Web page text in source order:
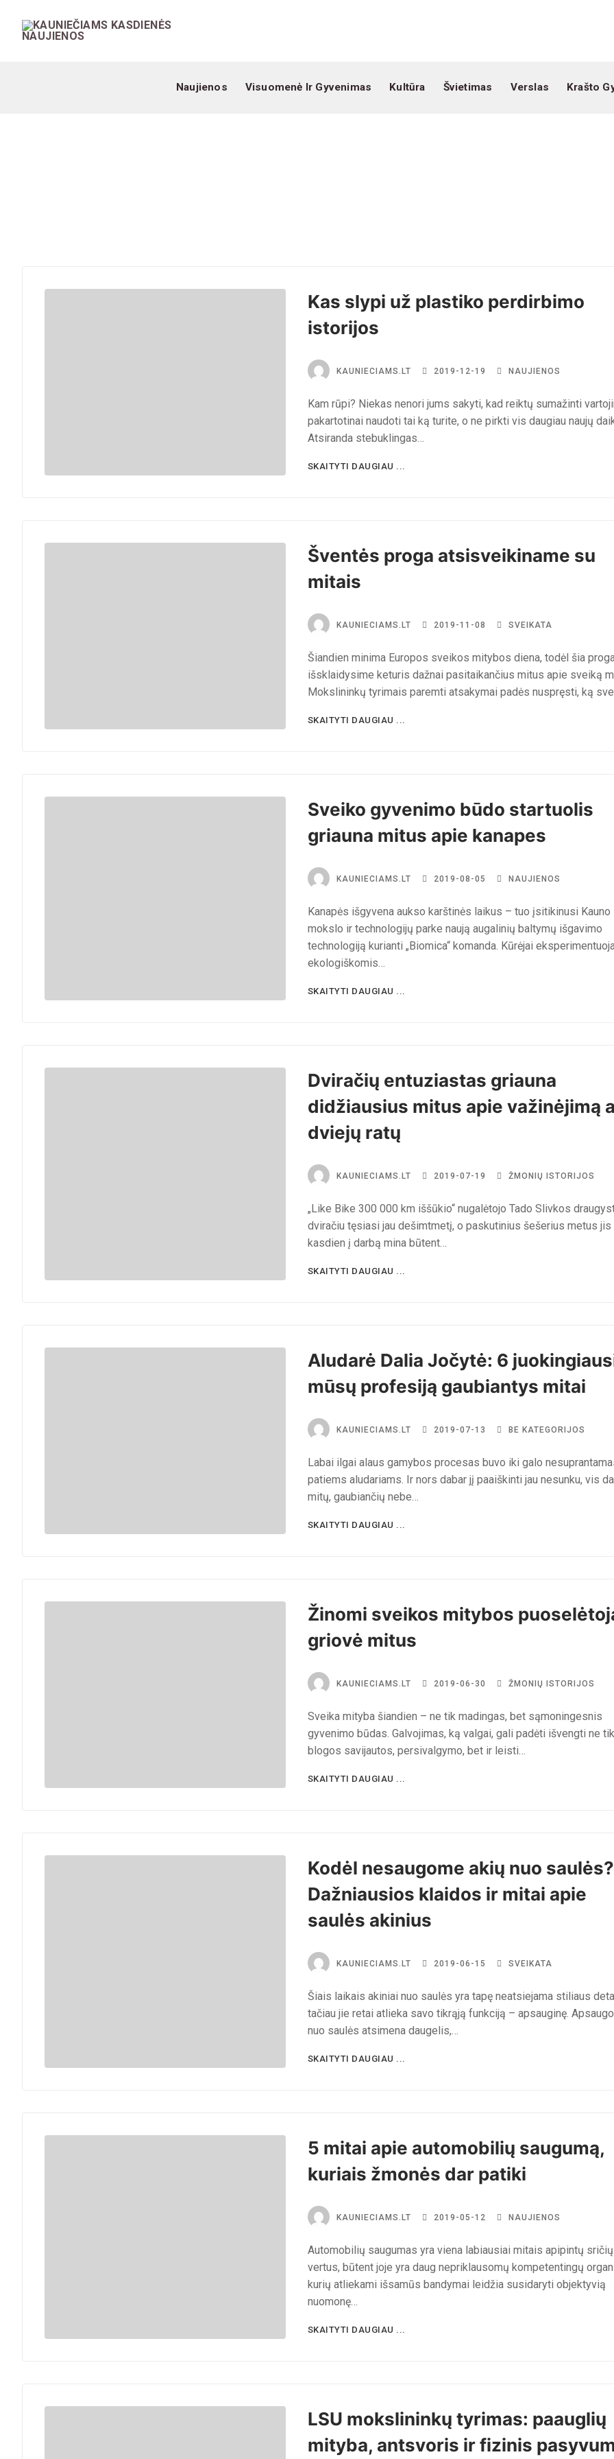
Naujienos Visuomenė Ir Gyvenimas Kultūra Švietimas Verslas Krašto
Kas slypi už plastiko perdirbimo
istorijos
KAUNIECIAMS.LT 2019-12-19 NAUJIENOS
Kam rūpi? Niekas nenori jums sakyti, kad reiktų sumažinti
pakartotinai naudoti tai ką turite, o ne pirkti vis daugiau naujų
Atsiranda stebuklingas…
SKAITYTI DAUGIAU ...
Šventės proga atsisveikiname su
mitais
KAUNIECIAMS.LT 2019-11-08 SVEIKATA
Šiandien minima Europos sveikos mitybos diena, todėl šia
išsklaidysime keturis dažnai pasitaikančius mitus apie sveiką
Mokslininkų tyrimais paremti atsakymai padės nuspręsti, ką
SKAITYTI DAUGIAU ...
Sveiko gyvenimo būdo startuolis
griauna mitus apie kanapes
KAUNIECIAMS.LT 2019-08-05 NAUJIENOS
Kanapės išgyvena aukso karštinės laikus – tuo įsitikinusi Kauno
mokslo ir technologijų parke naują augalinių baltymų išgavimo
technologiją kurianti „Biomica“ komanda. Kūrėjai
ekologiškomis…
SKAITYTI DAUGIAU ...
Dviračių entuziastas griauna
didžiausius mitus apie važinėjimą
dviejų ratų
KAUNIECIAMS.LT 2019-07-19 ŽMONIŲ ISTORIJOS
„Like Bike 300 000 km iššūkio“ nugalėtojo Tado Slivkos
dviračiu tęsiasi jau dešimtmetį, o paskutinius šešerius metus jis
kasdien į darbą mina būtent…
SKAITYTI DAUGIAU ...
Aludarė Dalia Jočytė: 6
mūsų profesiją gaubiantys mitai
KAUNIECIAMS.LT 2019-07-13 BE KATEGORIJOS
Labai ilgai alaus gamybos procesas buvo iki galo
patiems aludariams. Ir nors dabar jį paaiškinti jau nesunku, vis
mitų, gaubiančių nebe…
SKAITYTI DAUGIAU ...
Žinomi sveikos mitybos
griovė mitus
KAUNIECIAMS.LT 2019-06-30 ŽMONIŲ ISTORIJOS
Sveika mityba šiandien – ne tik madingas, bet sąmoningesnis
gyvenimo būdas. Galvojimas, ką valgai, gali padėti išvengti ne tik
blogos savijautos, persivalgymo, bet ir leisti…
SKAITYTI DAUGIAU ...
Kodėl nesaugome akių nuo saulės?
Dažniausios klaidos ir mitai apie
saulės akinius
KAUNIECIAMS.LT 2019-06-15 SVEIKATA
Šiais laikais akiniai nuo saulės yra tapę neatsiejama stiliaus
tačiau jie retai atlieka savo tikrąją funkciją – apsauginę.
nuo saulės atsimena daugelis,…
SKAITYTI DAUGIAU ...
5 mitai apie automobilių saugumą,
kuriais žmonės dar patiki
KAUNIECIAMS.LT 2019-05-12 NAUJIENOS
Automobilių saugumas yra viena labiausiai mitais apipintų
vertus, būtent joje yra daug nepriklausomų kompetentingų
kurių atliekami išsamūs bandymai leidžia susidaryti objektyvią
nuomonę…
SKAITYTI DAUGIAU ...
LSU mokslininkų tyrimas: paauglių
mityba, antsvoris ir fizinis